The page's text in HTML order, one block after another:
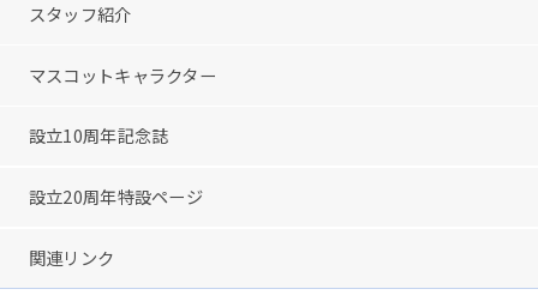
スタッフ紹介
マスコットキャラクター
設立10周年記念誌
設立20周年特設ページ
関連リンク